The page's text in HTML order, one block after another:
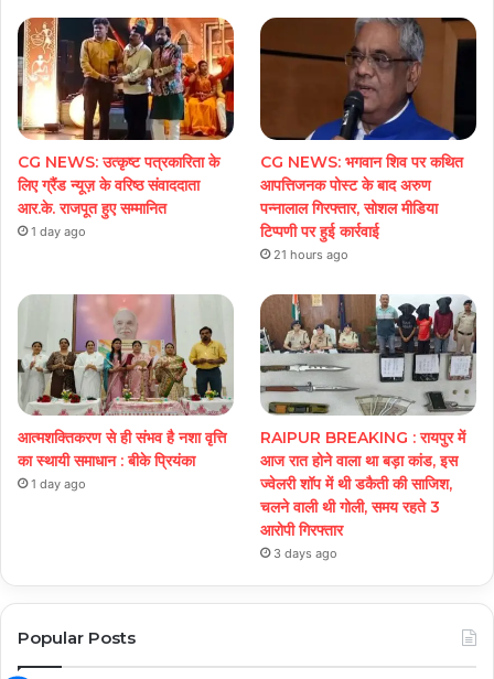
CG NEWS: उत्कृष्ट पत्रकारिता के
लिए ग्रैंड न्यूज़ के वरिष्ठ संवाददाता
आर.के. राजपूत हुए सम्मानित
1 day ago
CG NEWS: भगवान शिव पर कथित
आपत्तिजनक पोस्ट के बाद अरुण
पन्नालाल गिरफ्तार, सोशल मीडिया
टिप्पणी पर हुई कार्रवाई
21 hours ago
आत्मशक्तिकरण से ही संभव है नशा वृत्ति
का स्थायी समाधान : बीके प्रियंका
1 day ago
RAIPUR BREAKING : रायपुर में
आज रात होने वाला था बड़ा कांड, इस
ज्वेलरी शॉप में थी डकैती की साजिश,
चलने वाली थी गोली, समय रहते 3
आरोपी गिरफ्तार
3 days ago
Popular Posts